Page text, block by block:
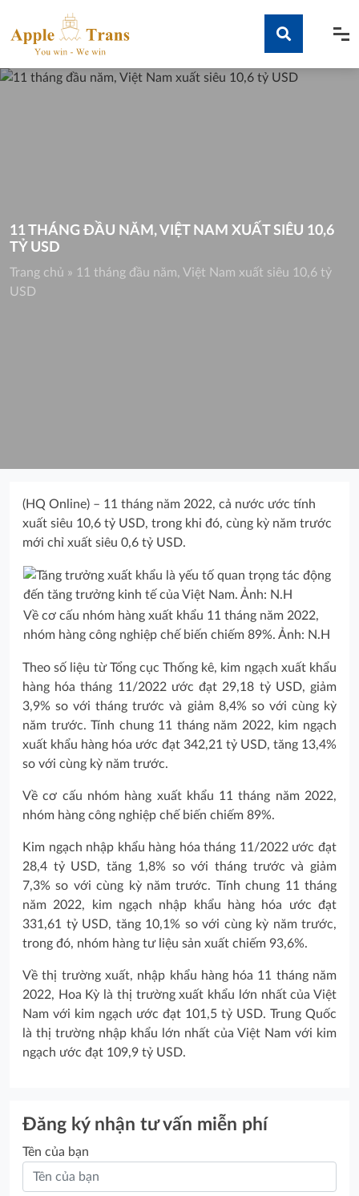
content
Tìm kiếm
11 THÁNG ĐẦU NĂM, VIỆT NAM XUẤT SIÊU 10,6
TỶ USD
Trang chủ » 11 tháng đầu năm, Việt Nam xuất siêu 10,6 tỷ
USD
(HQ Online) – 11 tháng năm 2022, cả nước ước tính
xuất siêu 10,6 tỷ USD, trong khi đó, cùng kỳ năm trước
mới chỉ xuất siêu 0,6 tỷ USD.
Về cơ cấu nhóm hàng xuất khẩu 11 tháng năm 2022,
nhóm hàng công nghiệp chế biến chiếm 89%. Ảnh: N.H
Theo số liệu từ Tổng cục Thống kê, kim ngạch xuất khẩu
hàng hóa tháng 11/2022 ước đạt 29,18 tỷ USD, giảm
3,9% so với tháng trước và giảm 8,4% so với cùng kỳ
năm trước. Tính chung 11 tháng năm 2022, kim ngạch
xuất khẩu hàng hóa ước đạt 342,21 tỷ USD, tăng 13,4%
so với cùng kỳ năm trước.
Về cơ cấu nhóm hàng xuất khẩu 11 tháng năm 2022,
nhóm hàng công nghiệp chế biến chiếm 89%.
Kim ngạch nhập khẩu hàng hóa tháng 11/2022 ước đạt
28,4 tỷ USD, tăng 1,8% so với tháng trước và giảm
7,3% so với cùng kỳ năm trước. Tính chung 11 tháng
năm 2022, kim ngạch nhập khẩu hàng hóa ước đạt
331,61 tỷ USD, tăng 10,1% so với cùng kỳ năm trước,
trong đó, nhóm hàng tư liệu sản xuất chiếm 93,6%.
Về thị trường xuất, nhập khẩu hàng hóa 11 tháng năm
2022, Hoa Kỳ là thị trường xuất khẩu lớn nhất của Việt
Nam với kim ngạch ước đạt 101,5 tỷ USD. Trung Quốc
là thị trường nhập khẩu lớn nhất của Việt Nam với kim
ngạch ước đạt 109,9 tỷ USD.
Đăng ký nhận tư vấn miễn phí
Tên của bạn